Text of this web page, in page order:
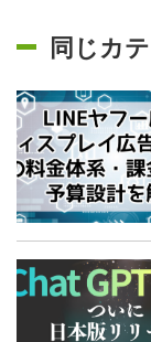
同じカ